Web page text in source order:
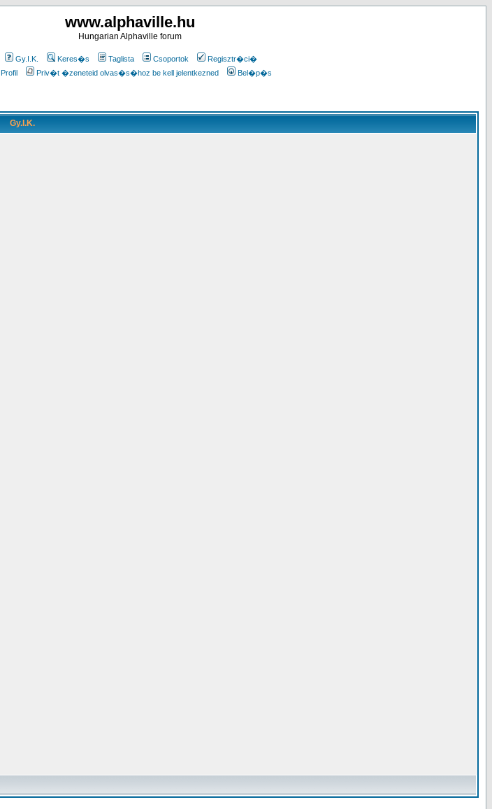
www.alphaville.hu
Hungarian Alphaville forum
Gy.I.K. Keres�s Taglista Csoportok
Regisztr�ci�
Profil
Priv�t �zeneteid olvas�s�hoz be kell jelentkezned Bel�p�s
Gy.I.K.